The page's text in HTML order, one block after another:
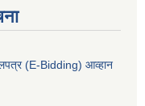
(E-Bidding) आव्हान